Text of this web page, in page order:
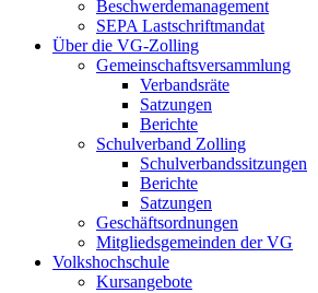
Beschwerdemanagement
SEPA Lastschriftmandat
Über die VG-Zolling
Gemeinschaftsversammlung
Verbandsräte
Satzungen
Berichte
Schulverband Zolling
Schulverbandssitzungen
Berichte
Satzungen
Geschäftsordnungen
Mitgliedsgemeinden der VG
Volkshochschule
Kursangebote